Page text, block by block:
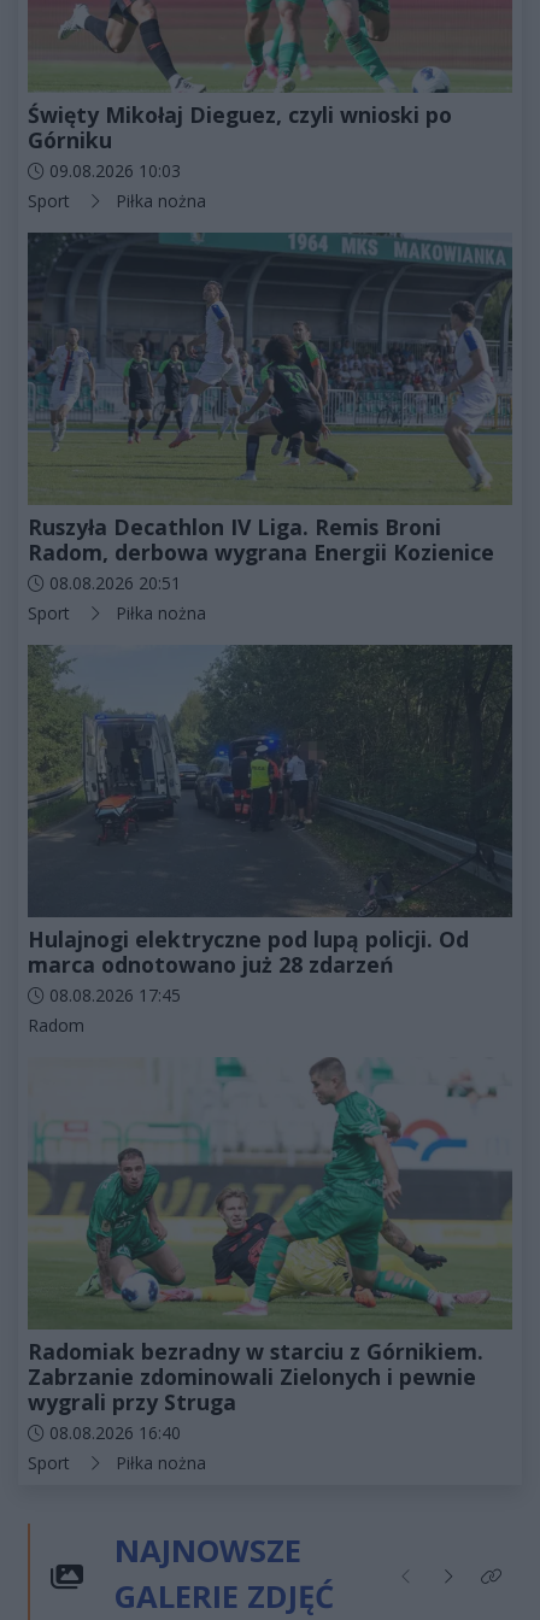
Święty Mikołaj Dieguez, czyli wnioski po
Górniku
Data dodania artykułu:
09.08.2026 10:03
Kategorie artykułu:
Sport Piłka nożna
Ruszyła Decathlon IV Liga. Remis Broni
Radom, derbowa wygrana Energii Kozienice
Data dodania artykułu:
08.08.2026 20:51
Kategorie artykułu:
Sport Piłka nożna
Hulajnogi elektryczne pod lupą policji. Od
marca odnotowano już 28 zdarzeń
Data dodania artykułu:
08.08.2026 17:45
Kategorie artykułu:
Radom
Radomiak bezradny w starciu z Górnikiem.
Zabrzanie zdominowali Zielonych i pewnie
wygrali przy Struga
Data dodania artykułu:
08.08.2026 16:40
Kategorie artykułu:
Sport Piłka nożna
NAJNOWSZE
GALERIE ZDJĘĆ
Poprzednie
NastępneKliknij